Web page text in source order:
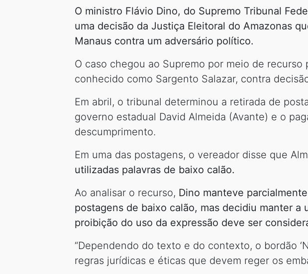
O ministro Flávio Dino, do Supremo Tribunal
uma decisão da Justiça Eleitoral do Amazonas
Manaus contra um adversário político.
O caso chegou ao Supremo por meio de
conhecido como Sargento Salazar, contra
Em abril, o tribunal determinou a retirada de
governo estadual David Almeida (Avante) e o
descumprimento.
Em uma das postagens, o vereador disse que
utilizadas palavras de baixo calão.
Ao analisar o recurso, Dino manteve
postagens de baixo calão, mas decidiu manter a
proibição do uso da expressão deve ser
“Dependendo do texto e do contexto, o bordão
regras jurídicas e éticas que devem reger os